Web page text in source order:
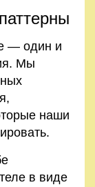
— один и
Мы
наши
в виде